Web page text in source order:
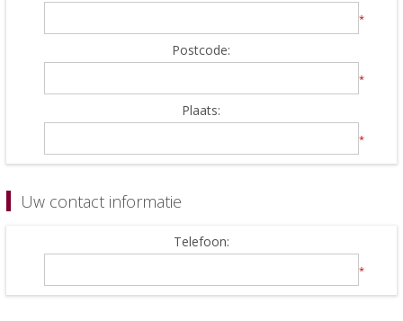
*
Postcode:
*
Plaats:
*
Uw contact informatie
Telefoon:
*